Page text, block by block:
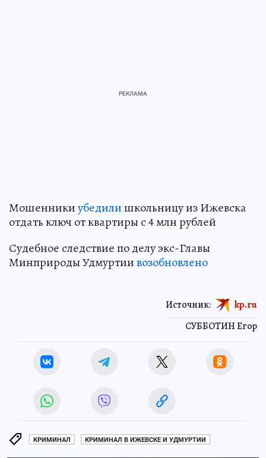
Мошенникиубедилишкольницу из Ижевска
отдать ключ от квартиры с 4 млн рублей
Судебное следствие по делу экс-Главы
Минприроды Удмуртиивозобновлено
СУББОТИН Егор
Источник: kp.ru
КРИМИНАЛ КРИМИНАЛ В ИЖЕВСКЕ И УДМУРТИИ